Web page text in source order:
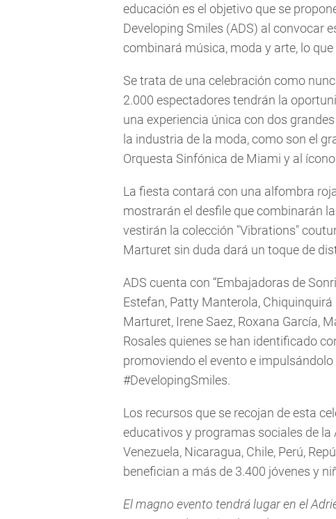
educación es el objetivo que se
Developing Smiles (ADS) al convocar
combinará música, moda y arte, lo
Se trata de una celebración como
2.000 espectadores tendrán la
una experiencia única con dos
la industria de la moda, como son el
Orquesta Sinfónica de Miami y al
La fiesta contará con una alfombra
mostrarán el desfile que combinarán
vestirán la colección "Vibrations"
Marturet sin duda dará un toque de
ADS cuenta con “Embajadoras de
Estefan, Patty Manterola,
Marturet, Irene Saez, Roxana García,
Rosales quienes se han identificado
promoviendo el evento e
#DevelopingSmiles.
Los recursos que se recojan de esta
educativos y programas sociales de
Venezuela, Nicaragua, Chile, Perú,
benefician a más de 3.400 jóvenes y
El magno evento tendrá lugar en el